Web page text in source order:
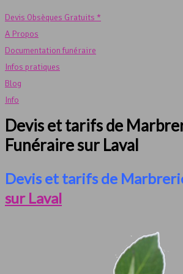
Devis Obsèques Gratuits *
A Propos
Documentation funéraire
Infos pratiques
Blog
Info
Devis et tarifs de
Funéraire sur Laval
Devis et tarifs de
sur Laval